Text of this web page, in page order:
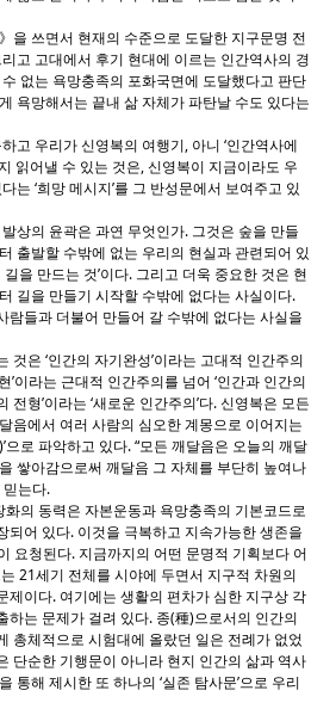
을 쓰면서 현재의 수준으로 도달한 지구문명 전
고 고대에서 후기 현대에 이르는 인간역사의 경
없는 욕망충족의 포화국면에 도달했다고 판단
욕망해서는 끝내 삶 자체가 파탄날 수도 있다는
고 우리가 신영복의 여행기, 아니 ‘인간역사에
읽어낼 수 있는 것은, 신영복이 지금이라도 우
는 ‘희망 메시지’를 그 반성문에서 보여주고 있
상의 윤곽은 과연 무엇인가. 그것은 숲을 만들
출발할 수밖에 없는 우리의 현실과 관련되어 있
을 만드는 것’이다. 그리고 더욱 중요한 것은 현
길을 만들기 시작할 수밖에 없다는 사실이다.
람들과 더불어 만들어 갈 수밖에 없다는 사실을
것은 ‘인간의 자기완성’이라는 고대적 인간주의
’이라는 근대적 인간주의를 넘어 ‘인간과 인간의
전형’이라는 ‘새로운 인간주의’다. 신영복은 모든
음에서 여러 사람의 심오한 계몽으로 이어지는
으로 파악하고 있다. “모든 깨달음은 오늘의 깨달
쌓아감으로써 깨달음 그 자체를 부단히 높여나
믿는다.
의 동력은 자본운동과 욕망충족의 기본코드로
되어 있다. 이것을 극복하고 지속가능한 생존을
요청된다. 지금까지의 어떤 문명적 기획보다 어
21세기 전체를 시야에 두면서 지구적 차원의
제이다. 여기에는 생활의 편차가 심한 지구상 각
하는 문제가 걸려 있다. 종(種)으로서의 인간의
총체적으로 시험대에 올랐던 일은 전례가 없었
단순한 기행문이 아니라 현지 인간의 삶과 역사
통해 제시한 또 하나의 ‘실존 탐사문’으로 우리